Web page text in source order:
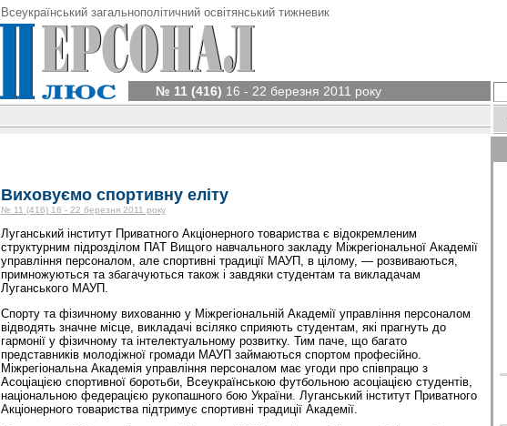
Всеукраїнський загальнополітичний освітянський тижневик
№ 11 (416) 16 - 22 березня 2011 року
Виховуємо спортивну еліту
№ 11 (416) 16 - 22 березня 2011 року
Луганський інститут Приватного Акціонерного товариства є відокремленим
структурним підрозділом ПАТ Вищого навчального закладу Міжрегіональної Академії
управління персоналом, але спортивні традиції МАУП, в цілому, — розвиваються,
примножуються та збагачуються також і завдяки студентам та викладачам
Луганського МАУП.
Спорту та фізичному вихованню у Міжрегіональ­ній Академії управління персоналом
відводять значне місце, викладачі всіляко сприяють студентам, які прагнуть до
гармонії у фізичному та інтелектуальному розвитку. Тим паче, що багато
представників молодіжної громади МАУП займаються спортом професійно.
Міжрегіональна Академія управління персоналом має угоди про співпрацю з
Асоціацією спортивної боротьби, Всеукраїнською футбольною асоціацією студентів,
національною федерацією рукопашного бою України. Луганський інститут Приватного
Акціонерного товариства підтримує спортивні традиції Академії.